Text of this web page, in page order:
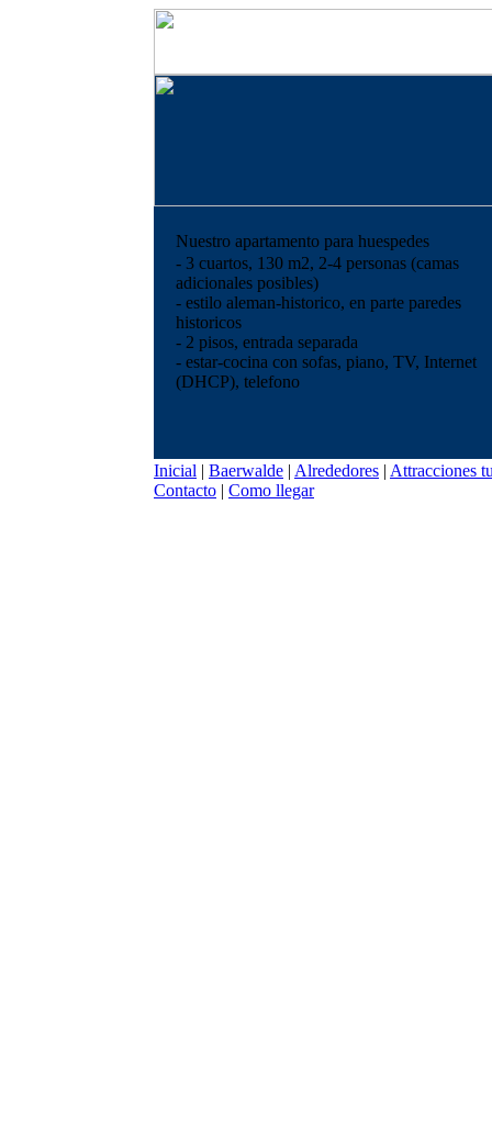
Nuestro apartamento para huespedes
- 3 cuartos, 130 m2, 2-4 personas (camas
adicionales posibles)
- estilo aleman-historico, en parte paredes
historicos
- 2 pisos, entrada separada
- estar-cocina con sofas, piano, TV, Internet
(DHCP), telefono
Inicial | Baerwalde | Alrededores | Attracciones
Contacto | Como llegar